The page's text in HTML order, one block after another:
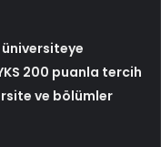
200 puanla tercih
ve bölümler